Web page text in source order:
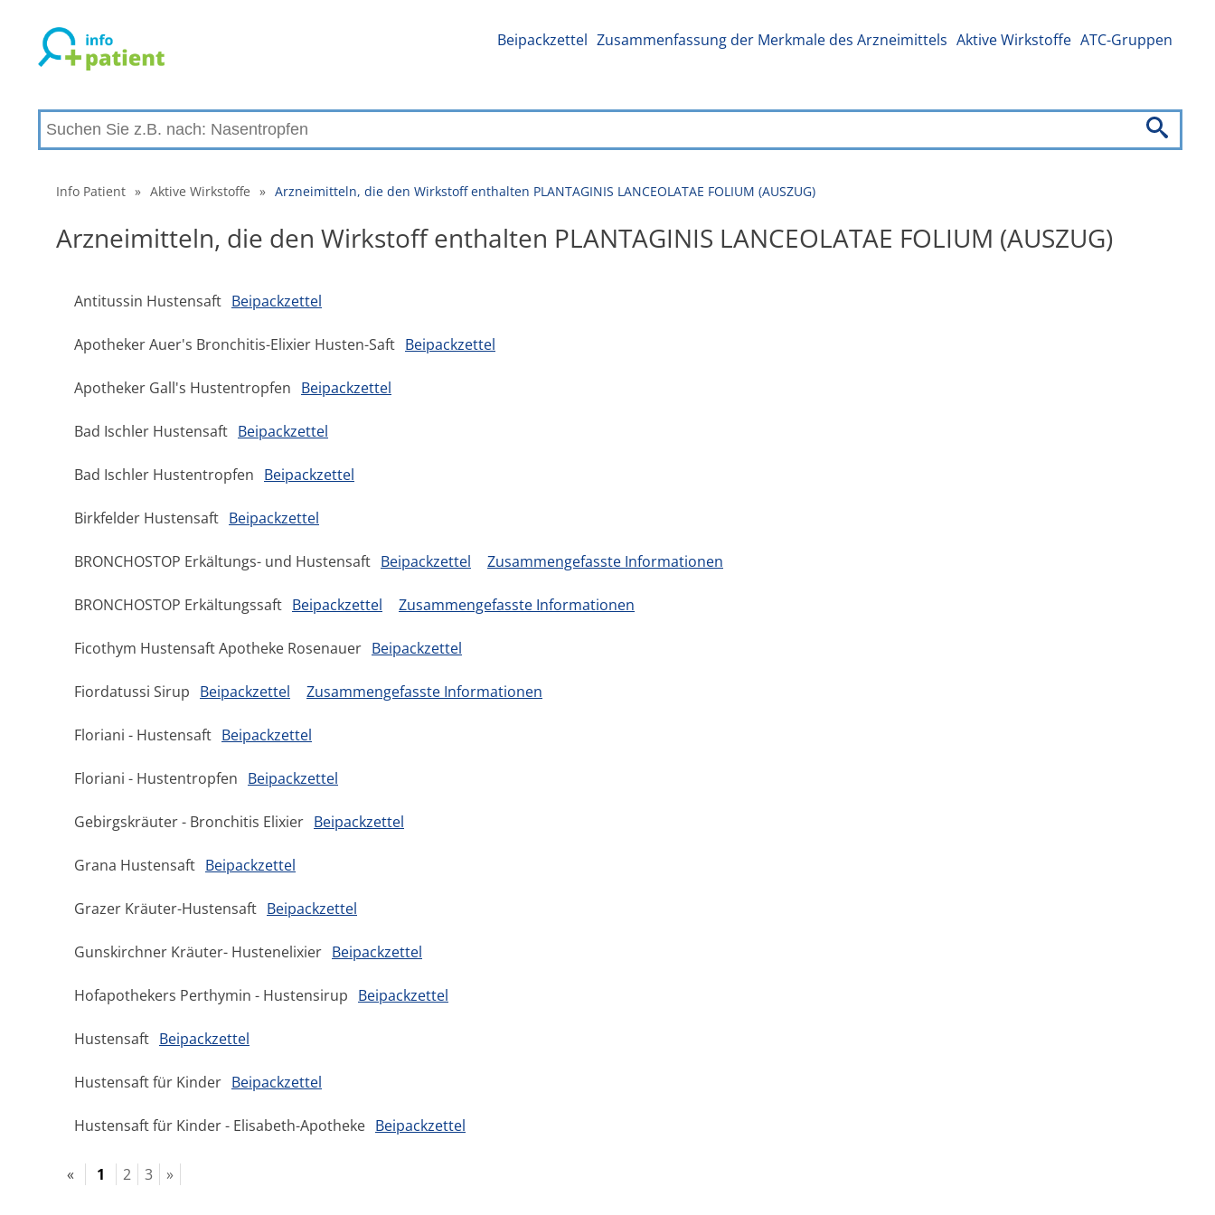
Beipackzettel Zusammenfassung der Merkmale des Arzneimittels Aktive Wirkstoffe ATC-Gruppen
Info Patient » Aktive Wirkstoffe » Arzneimitteln, die den Wirkstoff enthalten PLANTAGINIS LANCEOLATAE FOLIUM (AUSZUG)
Arzneimitteln, die den Wirkstoff enthalten PLANTAGINIS LANCEOLATAE FOLIUM (AUSZUG)
Antitussin Hustensaft Beipackzettel
Apotheker Auer's Bronchitis-Elixier Husten-Saft Beipackzettel
Apotheker Gall's Hustentropfen Beipackzettel
Bad Ischler Hustensaft Beipackzettel
Bad Ischler Hustentropfen Beipackzettel
Birkfelder Hustensaft Beipackzettel
BRONCHOSTOP Erkältungs- und Hustensaft Beipackzettel Zusammengefasste Informationen
BRONCHOSTOP Erkältungssaft Beipackzettel Zusammengefasste Informationen
Ficothym Hustensaft Apotheke Rosenauer Beipackzettel
Fiordatussi Sirup Beipackzettel Zusammengefasste Informationen
Floriani - Hustensaft Beipackzettel
Floriani - Hustentropfen Beipackzettel
Gebirgskräuter - Bronchitis Elixier Beipackzettel
Grana Hustensaft Beipackzettel
Grazer Kräuter-Hustensaft Beipackzettel
Gunskirchner Kräuter- Hustenelixier Beipackzettel
Hofapothekers Perthymin - Hustensirup Beipackzettel
Hustensaft Beipackzettel
Hustensaft für Kinder Beipackzettel
Hustensaft für Kinder - Elisabeth-Apotheke Beipackzettel
« 1 2 3 »